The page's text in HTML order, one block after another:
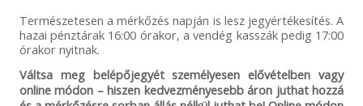
Természetesen a mérkőzés napján is lesz jegyértékesítés. A
hazai pénztárak 16:00 órakor, a vendég kasszák pedig 17:00
órakor nyitnak.
Váltsa meg belépőjegyét személyesen elővételben vagy
online módon – hiszen kedvezményesebb áron juthat hozzá